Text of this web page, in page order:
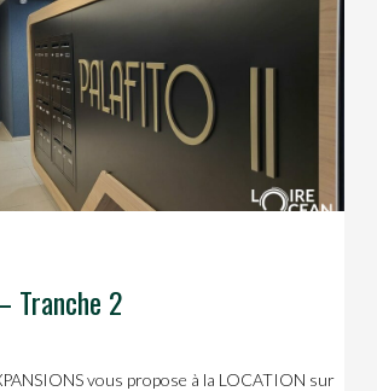
Tranche 2
vous propose à la LOCATION sur